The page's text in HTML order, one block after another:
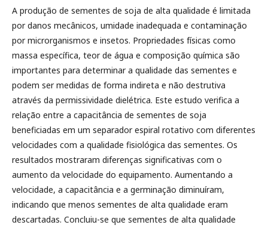
A produção de sementes de soja de alta qualidade é limitada
por danos mecânicos, umidade inadequada e contaminação
por microrganismos e insetos. Propriedades físicas como
massa específica, teor de água e composição química são
importantes para determinar a qualidade das sementes e
podem ser medidas de forma indireta e não destrutiva
através da permissividade dielétrica. Este estudo verifica a
relação entre a capacitância de sementes de soja
beneficiadas em um separador espiral rotativo com diferentes
velocidades com a qualidade fisiológica das sementes. Os
resultados mostraram diferenças significativas com o
aumento da velocidade do equipamento. Aumentando a
velocidade, a capacitância e a germinação diminuíram,
indicando que menos sementes de alta qualidade eram
descartadas. Concluiu-se que sementes de alta qualidade